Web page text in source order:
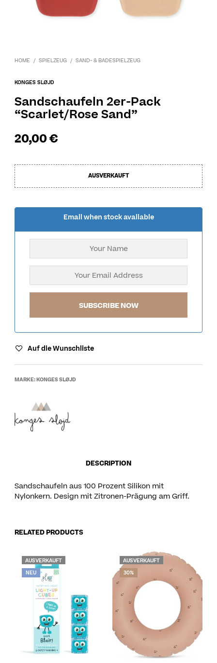
HOME / SPIELZEUG / SAND- & BADESPIELZEUG
KONGES SLØJD
Sandschaufeln 2er-Pack
“Scarlet/Rose Sand”
20,00€
AUSVERKAUFT
Email when stock available
Auf die Wunschliste
MARKE:KONGES SLØJD
DESCRIPTION
Sandschaufeln aus 100 Prozent Silikon mit
Nylonkern. Design mit Zitronen-Prägung am Griff.
RELATED PRODUCTS
AUSVERKAUFT
NEU
AUSVERKAUFT
30%